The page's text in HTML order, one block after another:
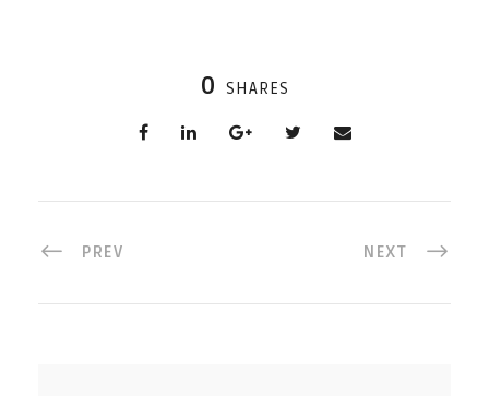
0 SHARES
PREV NEXT